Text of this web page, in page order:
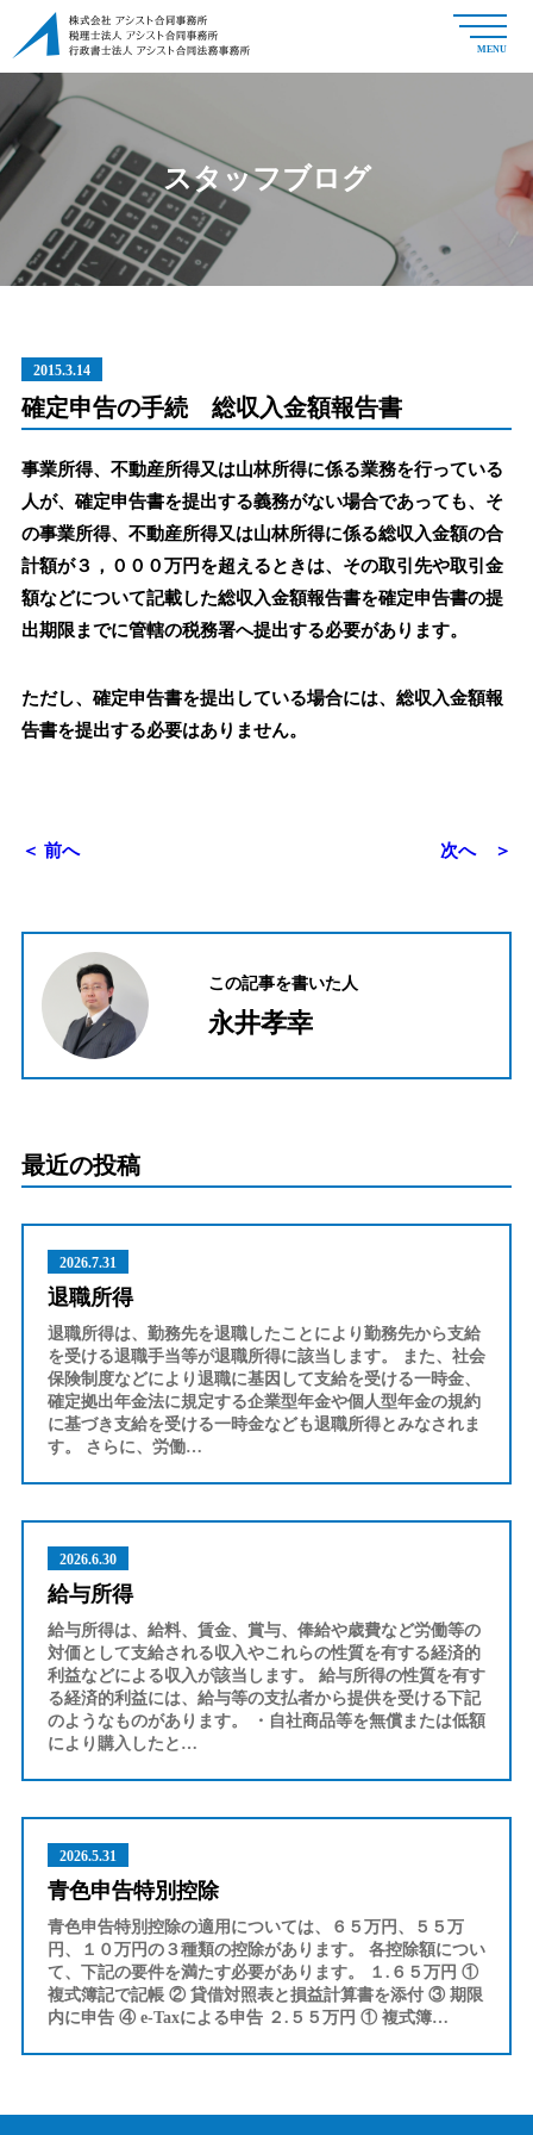
MENU
スタッフブログ
2015.3.14
確定申告の手続 総収入金額報告書
事業所得、不動産所得又は山林所得に係る業務を行っている
人が、確定申告書を提出する義務がない場合であっても、そ
の事業所得、不動産所得又は山林所得に係る総収入金額の合
計額が３，０００万円を超えるときは、その取引先や取引金
額などについて記載した総収入金額報告書を確定申告書の提
出期限までに管轄の税務署へ提出する必要があります。
ただし、確定申告書を提出している場合には、総収入金額報
告書を提出する必要はありません。
＜ 前へ 次へ ＞
この記事を書いた人
永井孝幸
最近の投稿
2026.7.31
退職所得
退職所得は、勤務先を退職したことにより勤務先から支給
を受ける退職手当等が退職所得に該当します。 また、社会
保険制度などにより退職に基因して支給を受ける一時金、
確定拠出年金法に規定する企業型年金や個人型年金の規約
に基づき支給を受ける一時金なども退職所得とみなされま
す。 さらに、労働…
2026.6.30
給与所得
給与所得は、給料、賃金、賞与、俸給や歳費など労働等の
対価として支給される収入やこれらの性質を有する経済的
利益などによる収入が該当します。 給与所得の性質を有す
る経済的利益には、給与等の支払者から提供を受ける下記
のようなものがあります。 ・自社商品等を無償または低額
により購入したと…
2026.5.31
青色申告特別控除
青色申告特別控除の適用については、６５万円、５５万
円、１０万円の３種類の控除があります。 各控除額につい
て、下記の要件を満たす必要があります。 １.６５万円 ①
複式簿記で記帳 ② 貸借対照表と損益計算書を添付 ③ 期限
内に申告 ④ e-Taxによる申告 ２.５５万円 ① 複式簿…